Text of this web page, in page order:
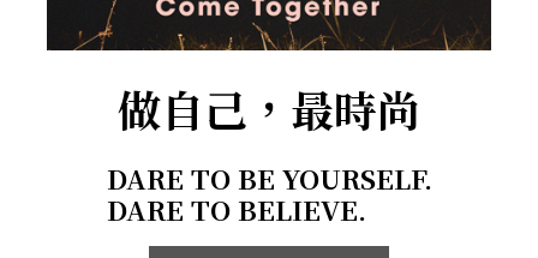
做自己，最時尚
DARE TO BE YOURSELF.
DARE TO BELIEVE.